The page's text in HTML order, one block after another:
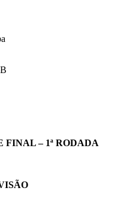
FINAL – 1ª RODADA